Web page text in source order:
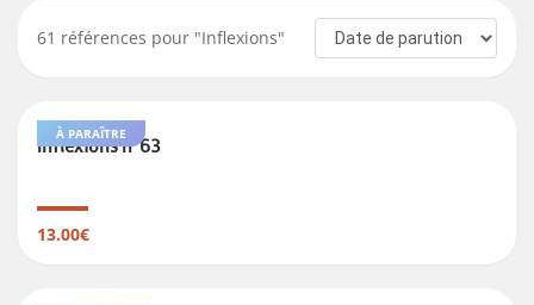
61 références pour "Inflexions"
À PARAÎTRE
Inflexions n°63
13.00€